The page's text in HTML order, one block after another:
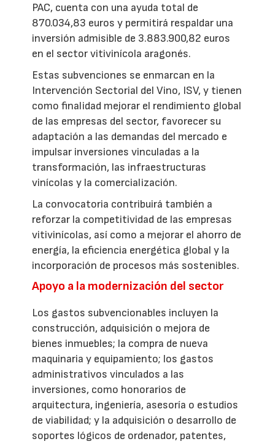
PAC, cuenta con una ayuda total de
870.034,83 euros y permitirá respaldar una
inversión admisible de 3.883.900,82 euros
en el sector vitivinícola aragonés.
Estas subvenciones se enmarcan en la
Intervención Sectorial del Vino, ISV, y tienen
como finalidad mejorar el rendimiento global
de las empresas del sector, favorecer su
adaptación a las demandas del mercado e
impulsar inversiones vinculadas a la
transformación, las infraestructuras
vinícolas y la comercialización.
La convocatoria contribuirá también a
reforzar la competitividad de las empresas
vitivinícolas, así como a mejorar el ahorro de
energía, la eficiencia energética global y la
incorporación de procesos más sostenibles.
Apoyo a la modernización del sector
Los gastos subvencionables incluyen la
construcción, adquisición o mejora de
bienes inmuebles; la compra de nueva
maquinaria y equipamiento; los gastos
administrativos vinculados a las
inversiones, como honorarios de
arquitectura, ingeniería, asesoría o estudios
de viabilidad; y la adquisición o desarrollo de
soportes lógicos de ordenador, patentes,